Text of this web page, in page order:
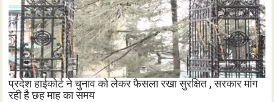
प्रदेश हाईकोर्ट ने चुनाव को लेकर फैसला रखा सुरक्षित , सरकार मांग
रही है छह माह का समय